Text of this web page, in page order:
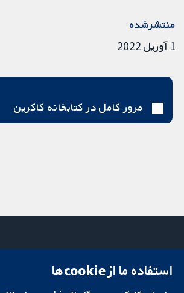
منتشرشده
1 آوریل 2022
مرور کامل در کتابخانه کاکرین
میدان کاوندیش
استفاده ما از cookie‌ها